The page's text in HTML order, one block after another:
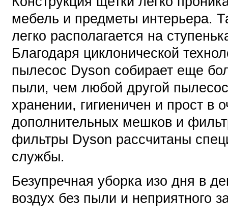
мебель и предметы интерьера.
легко располагается на
Благодаря циклонической
пылесос Dyson собирает еще
пыли, чем любой другой
хранении, гигиеничен и прост в
дополнительных мешков и
фильтры Dyson рассчитаны
службы.
Безупречная уборка изо дня в
воздух без пыли и неприятного